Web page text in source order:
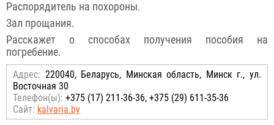
Распорядитель на похороны.
Зал прощания.
Расскажет о способах получения пособия на
погребение.
Адрес: 220040, Беларусь, Минская область, Минск г., ул.
Восточная 30
Телефон(ы): +375 (17) 211-36-36, +375 (29) 611-35-36
Сайт: kalvaria.by